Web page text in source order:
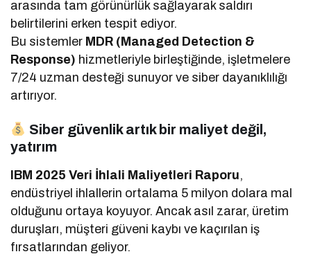
arasında tam görünürlük sağlayarak saldırı
belirtilerini erken tespit ediyor.
Bu sistemler MDR (Managed Detection &
Response) hizmetleriyle birleştiğinde, işletmelere
7/24 uzman desteği sunuyor ve siber dayanıklılığı
artırıyor.
Siber güvenlik artık bir maliyet değil,
yatırım
IBM 2025 Veri İhlali Maliyetleri Raporu,
endüstriyel ihlallerin ortalama 5 milyon dolara mal
olduğunu ortaya koyuyor. Ancak asıl zarar, üretim
duruşları, müşteri güveni kaybı ve kaçırılan iş
fırsatlarından geliyor.